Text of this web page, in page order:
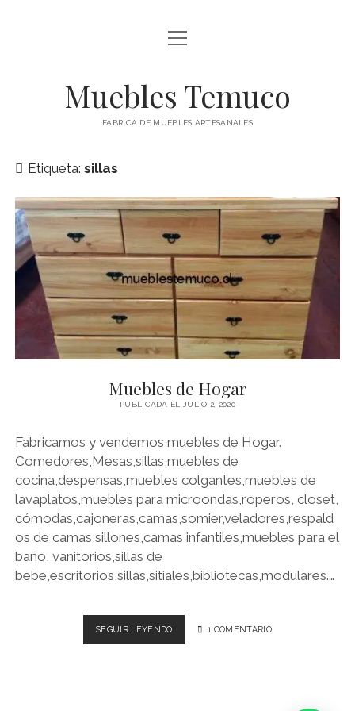
FÁBRICA DE MUEBLES
APARADOR
CAMAROTES
RESPALDOS
CAJONERAS
COMEDORES
CÓMODAS
ESCRITORIOS
MESAS DE CENTRO
TOCADORES
VELADORES
instagram
abrir
menú
Muebles Temuco
FÁBRICA DE MUEBLES ARTESANALES
Etiqueta: sillas
Muebles de Hogar
PUBLICADA EL JULIO 2, 2020
Fabricamos y vendemos muebles de Hogar.
Comedores,Mesas,sillas,muebles de
cocina,despensas,muebles colgantes,muebles de
lavaplatos,muebles para microondas,roperos, closet,
cómodas,cajoneras,camas,somier,veladores,respald
os de camas,sillones,camas infantiles,muebles para el
baño, vanitorios,sillas de
bebe,escritorios,sillas,sitiales,bibliotecas,modulares.…
SEGUIR LEYENDOMUEBLES
DE
1 COMENTARIO